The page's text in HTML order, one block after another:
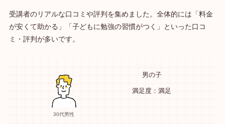
受講者のリアルな口コミや評判を集めました。全体的には「料金
が安くて助かる」「子どもに勉強の習慣がつく」といった口コ
ミ・評判が多いです。
30代男性
男の子
満足度：満足